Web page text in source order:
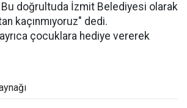
doğrultuda İzmit Belediyesi olarak
kaçınmıyoruz" dedi.
çocuklara hediye vererek